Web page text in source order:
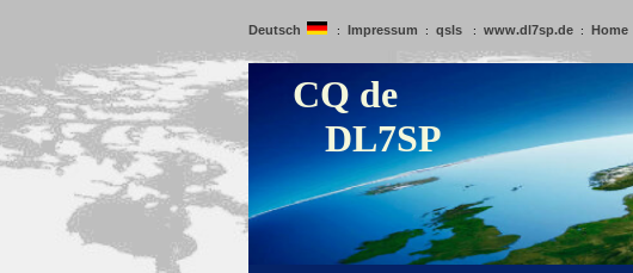
Deutsch : Impressum : qsls : www.dl7sp.de : Home
CQ de
DL7SP